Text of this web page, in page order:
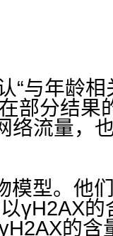
“与年龄相
部分结果
络流量，
型。他
γH2AX的
H2AX的含